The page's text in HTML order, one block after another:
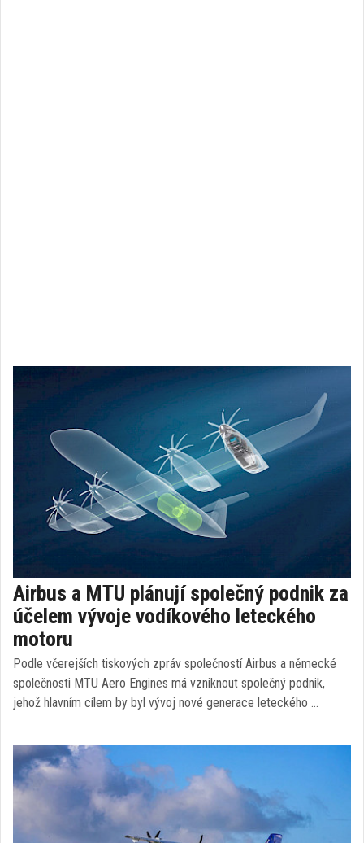
Airbus a MTU plánují společný podnik za
účelem vývoje vodíkového leteckého
motoru
Podle včerejších tiskových zpráv společností Airbus a německé
společnosti MTU Aero Engines má vzniknout společný podnik,
jehož hlavním cílem by byl vývoj nové generace leteckého …